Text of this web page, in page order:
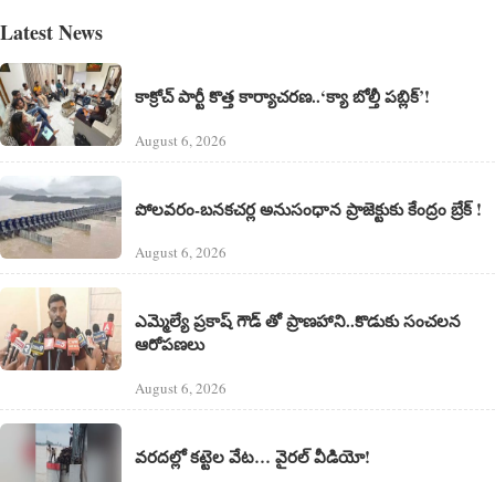
Latest News
కాక్రోచ్ పార్టీ కొత్త కార్యాచరణ..‘క్యా బోల్తీ పబ్లిక్’!
August 6, 2026
పోలవరం-బనకచర్ల అనుసంధాన ప్రాజెక్టుకు కేంద్రం బ్రేక్ !
August 6, 2026
ఎమ్మెల్యే ప్రకాష్ గౌడ్ తో ప్రాణహాని..కొడుకు సంచలన
ఆరోపణలు
August 6, 2026
వరదల్లో కట్టెల వేట… వైరల్ వీడియో!